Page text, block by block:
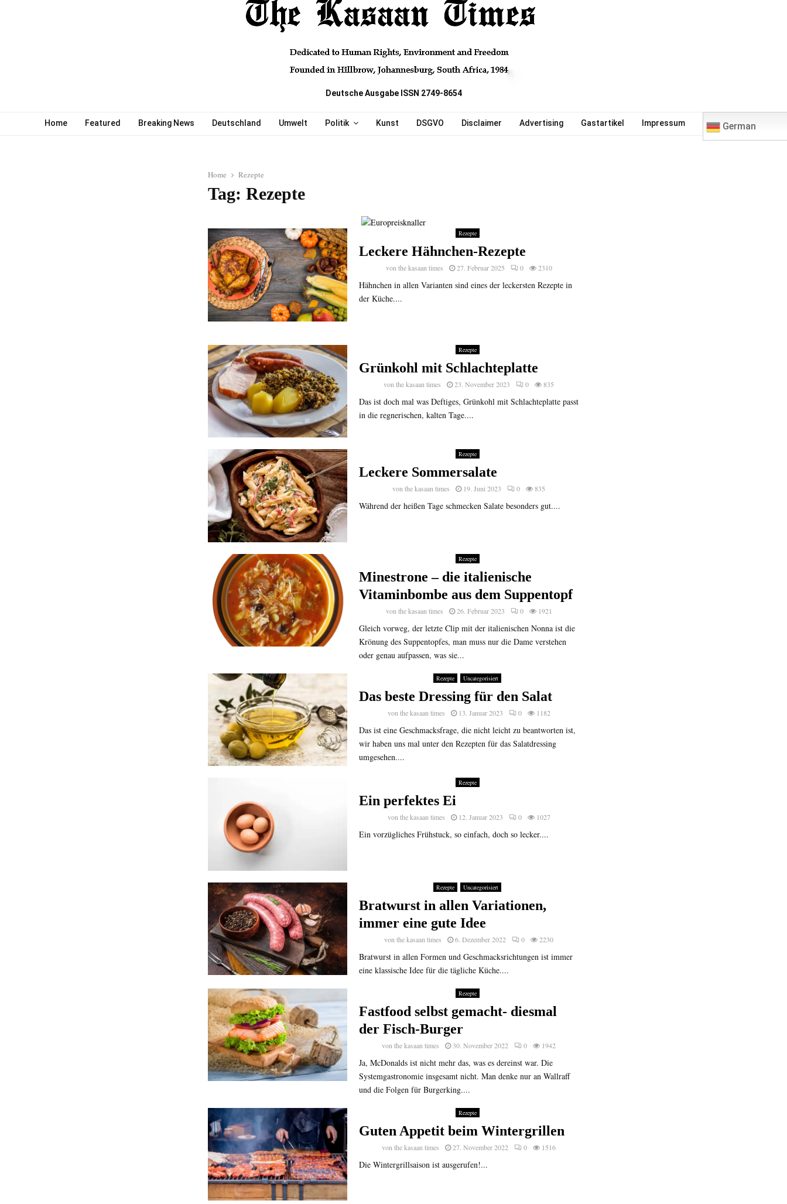
Deutsche Ausgabe ISSN 2749-8654
Home Featured Breaking News Deutschland Umwelt Politik Kunst DSGVO Disclaimer Advertising Gastartikel Impressum German
Home Rezepte
Tag: Rezepte
Rezepte
Leckere Hähnchen-Rezepte
vonthe kasaan times 27. Februar 2025 0 2310
Hähnchen in allen Varianten sind eines der leckersten Rezepte in
der Küche....
Rezepte
Grünkohl mit Schlachteplatte
vonthe kasaan times 23. November 2023 0 835
Das ist doch mal was Deftiges, Grünkohl mit Schlachteplatte passt
in die regnerischen, kalten Tage....
Rezepte
Leckere Sommersalate
vonthe kasaan times 19. Juni 2023 0 835
Während der heißen Tage schmecken Salate besonders gut....
Rezepte
Minestrone – die italienische
Vitaminbombe aus dem Suppentopf
von the kasaan times 26. Februar 2023 0 1921
Gleich vorweg, der letzte Clip mit der italienischen Nonna ist die
Krönung des Suppentopfes, man muss nur die Dame verstehen
oder genau aufpassen, was sie...
Rezepte Uncategorisiert
Das beste Dressing für den Salat
von the kasaan times 13. Januar 2023 0 1182
Das ist eine Geschmacksfrage, die nicht leicht zu beantworten ist,
wir haben uns mal unter den Rezepten für das Salatdressing
umgesehen....
Rezepte
Ein perfektes Ei
vonthe kasaan times 12. Januar 2023 0 1027
Ein vorzügliches Frühstuck, so einfach, doch so lecker....
Rezepte Uncategorisiert
Bratwurst in allen Variationen,
immer eine gute Idee
vonthe kasaan times 6. Dezember 2022 0 2230
Bratwurst in allen Formen und Geschmacksrichtungen ist immer
eine klassische Idee für die tägliche Küche....
Rezepte
Fastfood selbst gemacht- diesmal
der Fisch-Burger
vonthe kasaan times 30. November 2022 0 1942
Ja, McDonalds ist nicht mehr das, was es dereinst war. Die
Systemgastronomie insgesamt nicht. Man denke nur an Wallraff
und die Folgen für Burgerking....
Rezepte
Guten Appetit beim Wintergrillen
vonthe kasaan times 27. November 2022 0 1516
Die Wintergrillsaison ist ausgerufen!...